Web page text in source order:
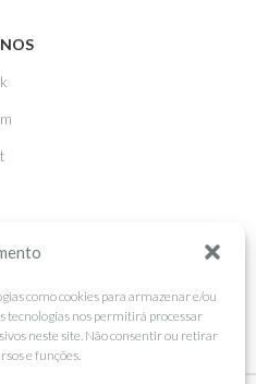
como cookies para armazenar e/ou
tecnologias nos permitirá processar
neste site. Não consentir ou retirar
e funções.